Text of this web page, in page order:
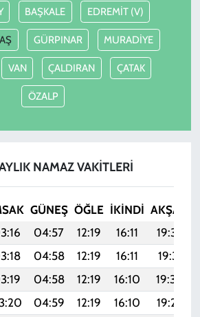
BAŞKALE EDREMİT (V)
GÜRPINAR MURADİYE
VAN ÇALDIRAN ÇATAK
ÖZALP
NAMAZ VAKITLERI
GÜNEŞ ÖĞLE İKINDI AKŞAM
04:57 12:19 16:11 19:32
04:58 12:19 16:11 19:31
04:58 12:19 16:10 19:30
04:59 12:19 16:10 19:29